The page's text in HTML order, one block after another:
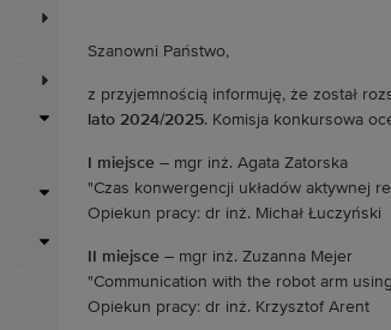
Szanowni Państwo,
z przyjemnością informuję, że został
lato 2024/2025. Komisja konkursowa
I miejsce– mgr inż. Agata Zatorska
"Czas konwergencji układów aktywnej
Opiekun pracy: dr inż. Michał Łuczyński
II miejsce– mgr inż. Zuzanna Mejer
"Communication with the robot arm
Opiekun pracy: dr inż. Krzysztof Arent